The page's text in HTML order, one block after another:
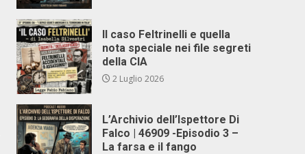
Il caso Feltrinelli e quella
nota speciale nei file segreti
della CIA
2 Luglio 2026
L’Archivio dell’Ispettore Di
Falco | 46909 -Episodio 3 –
La farsa e il fango